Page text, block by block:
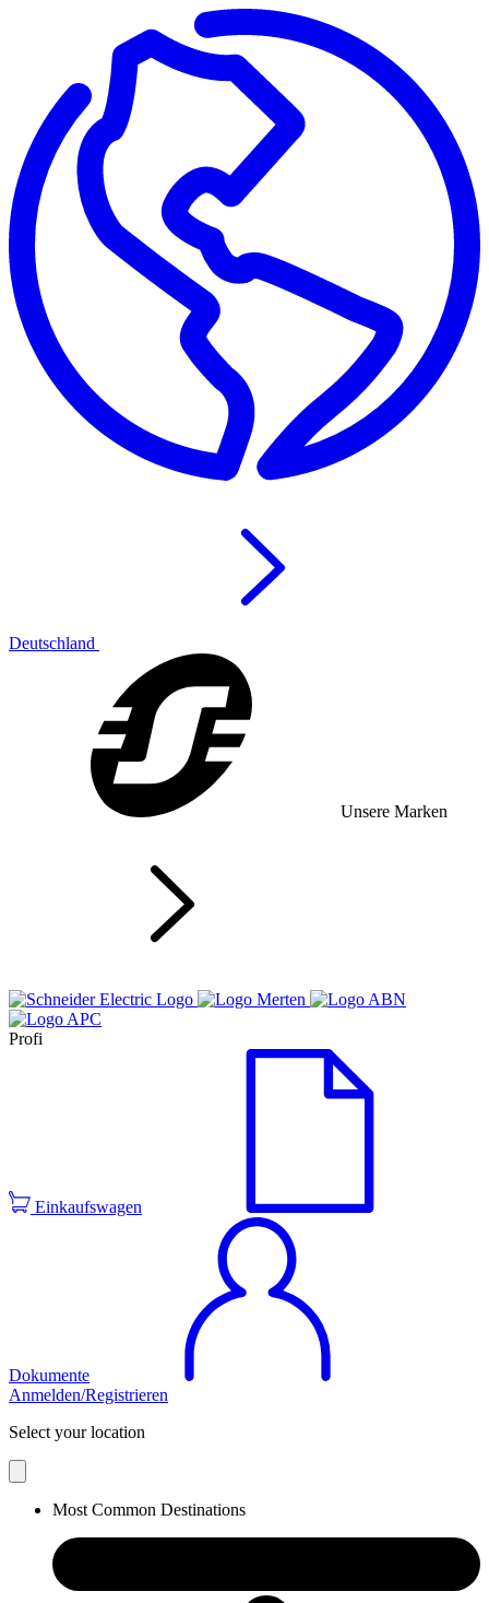
Deutschland
Unsere Marken
Profi
Einkaufswagen
Dokumente
Anmelden/Registrieren
Select your location
Most Common Destinations